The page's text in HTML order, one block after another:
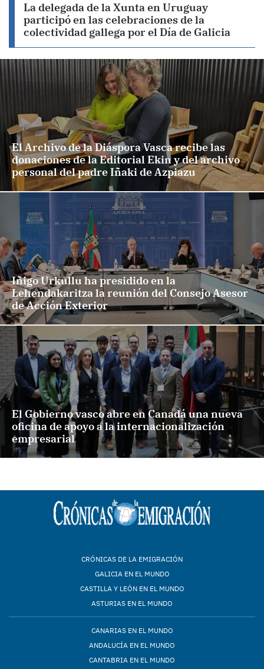
La delegada de la Xunta en Uruguay
participó en las celebraciones de la
colectividad gallega por el Día de Galicia
El Archivo de la Diáspora Vasca recibe las
donaciones de la Editorial Ekin y del archivo
personal del padre Iñaki de Azpiazu
Iñigo Urkullu ha presidido en la
Lehendakaritza la reunión del Consejo Asesor
de Acción Exterior
El Gobierno vasco abre en Canadá una nueva
oficina de apoyo a la internacionalización
empresarial
CRÓNICAS DE LA EMIGRACIÓN
GALICIA EN EL MUNDO
CASTILLA Y LEÓN EN EL MUNDO
ASTURIAS EN EL MUNDO
CANARIAS EN EL MUNDO
ANDALUCÍA EN EL MUNDO
CANTABRIA EN EL MUNDO